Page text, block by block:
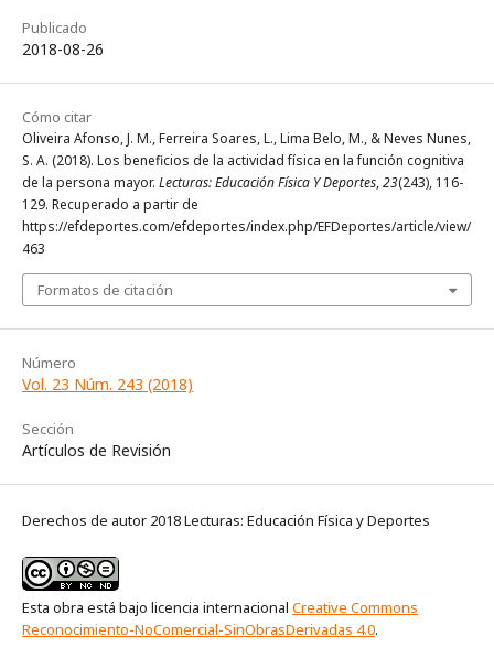
Publicado
2018-08-26
Cómo citar
Oliveira Afonso, J. M., Ferreira Soares, L., Lima Belo, M., & Neves Nunes,
S. A. (2018). Los beneficios de la actividad física en la función cognitiva
de la persona mayor. Lecturas: Educación Física Y Deportes,23(243), 116-
129. Recuperado a partir de
https://efdeportes.com/efdeportes/index.php/EFDeportes/article/view/
463
Formatos de citación
Número
Vol. 23 Núm. 243 (2018)
Sección
Artículos de Revisión
Derechos de autor 2018 Lecturas: Educación Física y Deportes
Esta obra está bajo licencia internacional Creative Commons
Reconocimiento-NoComercial-SinObrasDerivadas 4.0.